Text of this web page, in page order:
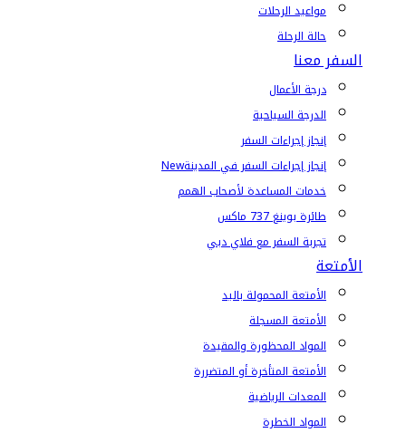
مواعيد الرحلات
حالة الرحلة
السفر معنا
درجة الأعمال
الدرجة السياحية
إنجاز إجراءات السفر
إنجاز إجراءات السفر في المدينةNew
خدمات المساعدة لأصحاب الهمم
طائرة بوينغ 737 ماكس
تجربة السفر مع فلاي دبي
الأمتعة
الأمتعة المحمولة باليد
الأمتعة المسجلة
المواد المحظورة والمقيدة
الأمتعة المتأخرة أو المتضررة
المعدات الرياضية
المواد الخطرة